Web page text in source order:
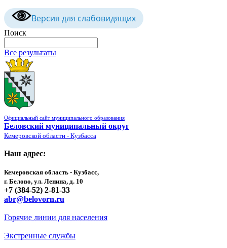
Версия для слабовидящих
Поиск
Все результаты
Официальный сайт муниципального образования
Беловский муниципальный округ
Кемеровской области - Кузбасса
Наш адрес:
Кемеровская область - Кузбасс,
г. Белово, ул. Ленина, д. 10
+7 (384-52) 2-81-33
abr@belovorn.ru
Горячие линии для населения
Экстренные службы